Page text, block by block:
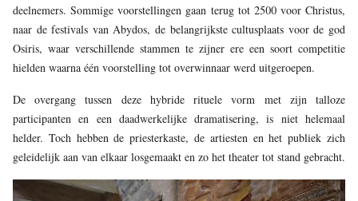
deelnemers. Sommige voorstellingen gaan terug tot 2500 voor Christus,
naar de festivals van Abydos, de belangrijkste cultusplaats voor de god
Osiris, waar verschillende stammen te zijner ere een soort competitie
hielden waarna één voorstelling tot overwinnaar werd uitgeroepen.
De overgang tussen deze hybride rituele vorm met zijn talloze
participanten en een daadwerkelijke dramatisering, is niet helemaal
helder. Toch hebben de priesterkaste, de artiesten en het publiek zich
geleidelijk aan van elkaar losgemaakt en zo het theater tot stand gebracht.